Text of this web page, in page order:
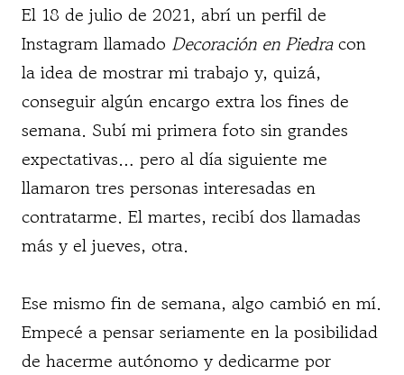
El 18 de julio de 2021, abrí un perfil de
Instagram llamado Decoración en Piedracon
la idea de mostrar mi trabajo y, quizá,
conseguir algún encargo extra los fines de
semana. Subí mi primera foto sin grandes
expectativas… pero al día siguiente me
llamaron tres personas interesadas en
contratarme. El martes, recibí dos llamadas
más y el jueves, otra.
Ese mismo fin de semana, algo cambió en mí.
Empecé a pensar seriamente en la posibilidad
de hacerme autónomo y dedicarme por